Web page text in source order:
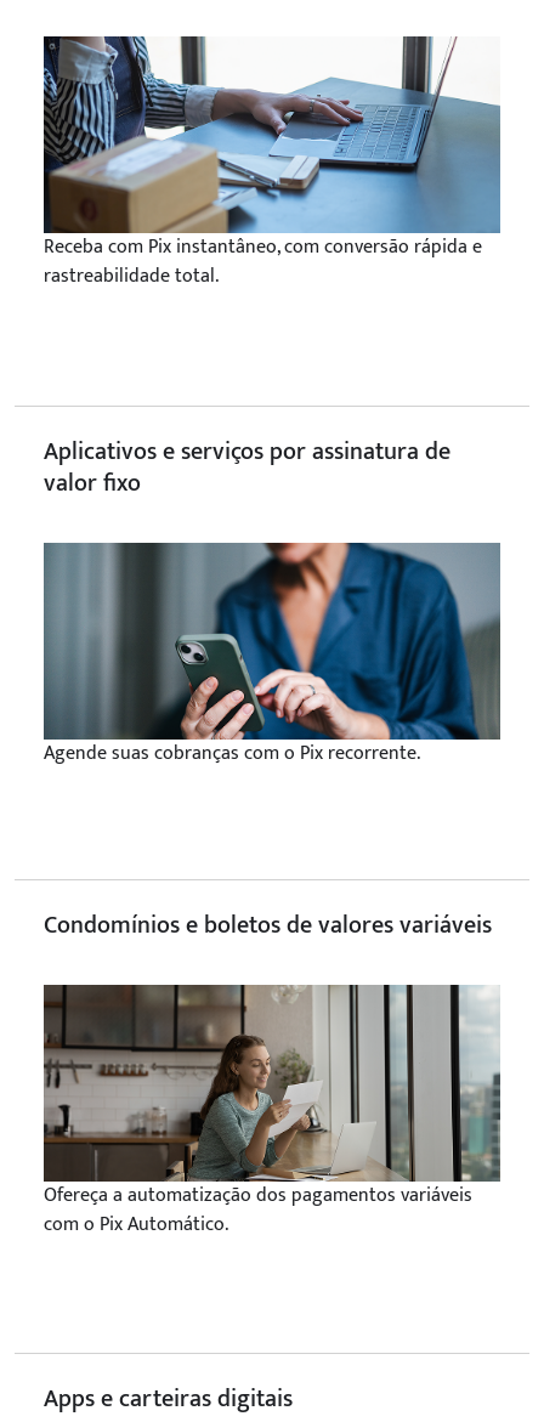
Receba com Pix instantâneo, com conversão rápida e
rastreabilidade total.
Aplicativos e serviços por assinatura de
valor fixo
Agende suas cobranças com o Pix recorrente.
Condomínios e boletos de valores variáveis
Ofereça a automatização dos pagamentos variáveis
com o Pix Automático.
Apps e carteiras digitais